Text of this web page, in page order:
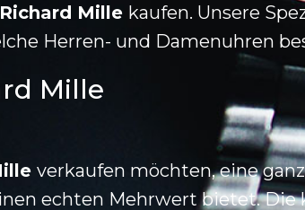
Mille kaufen. Unsere
Herren- und Damenuhren
Mille
verkaufen möchten, eine
echten Mehrwert bietet.